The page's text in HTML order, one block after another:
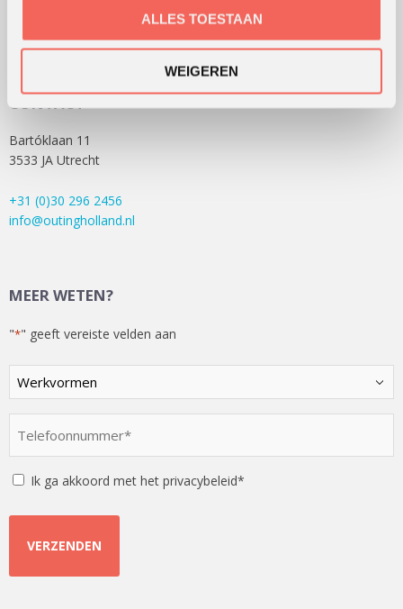
ALLES TOESTAAN
WEIGEREN
CONTACT
Bartóklaan 11
3533 JA Utrecht
+31 (0)30 296 2456
info@outingholland.nl
MEER WETEN?
"*" geeft vereiste velden aan
Kies
een
optie
Instemming
Ik ga akkoord met het privacybeleid*